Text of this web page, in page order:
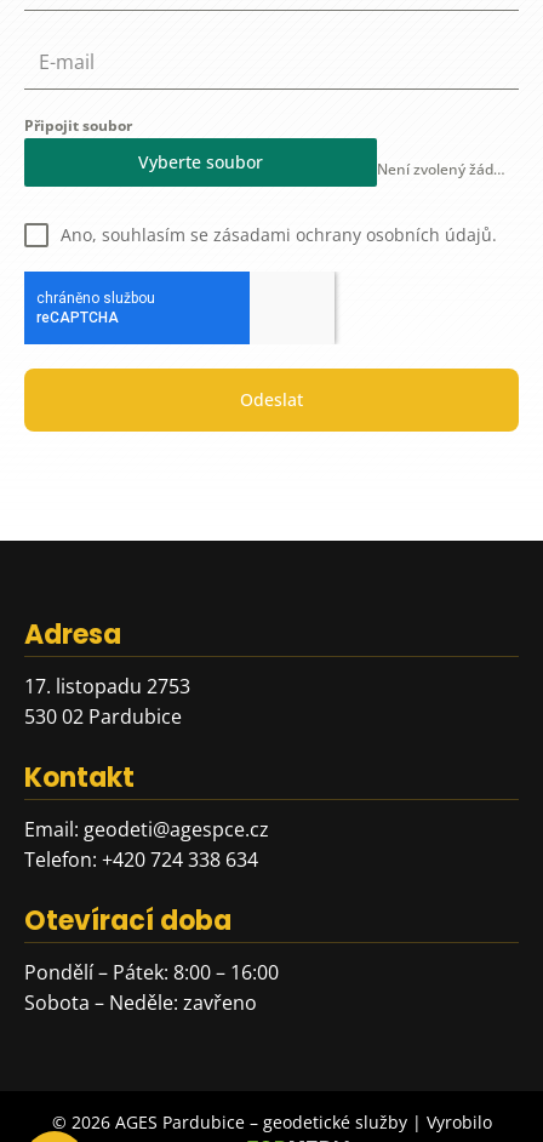
Připojit soubor
Vyberte soubor Není zvolený žádný soubor
Ano, souhlasím se zásadami ochrany osobních údajů.
Odeslat
Adresa
17. listopadu 2753
530 02 Pardubice
Kontakt
Email: geodeti@agespce.cz
Telefon: +420 724 338 634
Otevírací doba
Pondělí – Pátek: 8:00 – 16:00
Sobota – Neděle: zavřeno
© 2026 AGES Pardubice – geodetické služby | Vyrobilo